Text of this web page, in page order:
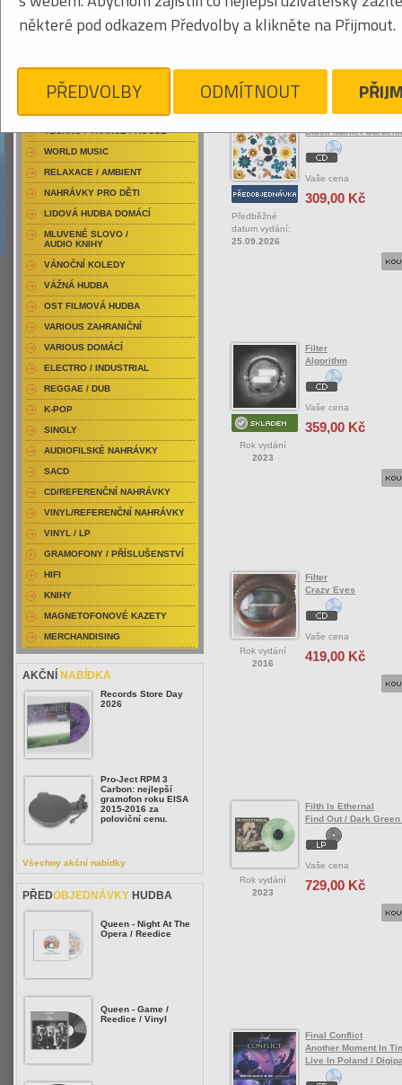
ROCK/POP
Předběžné
datum vydání:
25.09.2026
Black Market
Vaše cena
309,00 Kč
Rok vydání
2023
Filter
Algorithm
Vaše cena
359,00 Kč
Rok vydání
2016
Filter
Crazy Eyes
Vaše cena
419,00 Kč
Rok vydání
2023
Filth Is Ethernal
Find Out / Dark
Vaše cena
729,00 Kč
Final Conflict
Another Moment In
Live In Poland /
RAP / HIP HOP DOMÁCÍ
RAP / HIP HOP ZAHRANIČNÍ
DVD / HUDBA
PUNK / HARDCORE
TECHNO / TRANCE / HOUSE
WORLD MUSIC
RELAXACE / AMBIENT
NAHRÁVKY PRO DĚTI
LIDOVÁ HUDBA DOMÁCÍ
MLUVENÉ SLOVO /
AUDIO KNIHY
VÁNOČNÍ KOLEDY
VÁŽNÁ HUDBA
OST FILMOVÁ HUDBA
VARIOUS ZAHRANIČNÍ
VARIOUS DOMÁCÍ
ELECTRO / INDUSTRIAL
REGGAE / DUB
K-POP
SINGLY
AUDIOFILSKÉ NAHRÁVKY
SACD
CD/REFERENČNÍ NAHRÁVKY
VINYL/REFERENČNÍ NAHRÁVKY
VINYL / LP
GRAMOFONY / PŘÍSLUŠENSTVÍ
HIFI
KNIHY
MAGNETOFONOVÉ KAZETY
MERCHANDISING
AKČNÍ NABÍDKA
Records Store Day
2026
Pro-Ject RPM 3
Carbon: nejlepší
gramofon roku EISA
2015-2016 za
poloviční cenu.
Všechny akční nabídky
PŘEDOBJEDNÁVKY HUDBA
Queen - Night At The
Opera / Reedice
Queen - Game /
Reedice / Vinyl
některé pod odkazem Předvolby a klikněte na Přijmout.
PŘEDVOLBY ODMÍTNOUT